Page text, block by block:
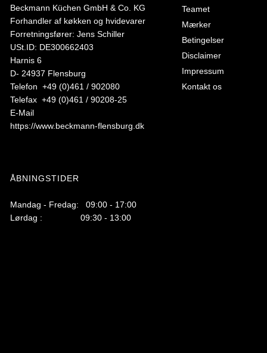
Beckmann Küchen GmbH & Co. KG
Forhandler af køkken og hvidevarer
Forretningsfører: Jens Schiller
USt.ID: DE300662403
Harnis 6
D- 24937 Flensburg
Telefon +49 (0)461 / 902080
Telefax +49 (0)461 / 90208-25
E-Mail
https://www.beckmann-flensburg.dk
ÅBNINGSTIDER
Mandag - Fredag: 09:00 - 17:00
Lørdag : 09:30 - 13:00
Teamet
Mærker
Betingelser
Disclaimer
Impressum
Kontakt os